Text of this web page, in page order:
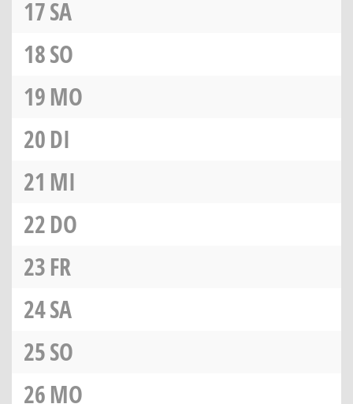
17SA
18SO
19MO
20DI
21 MI
22DO
23FR
24SA
25SO
26MO